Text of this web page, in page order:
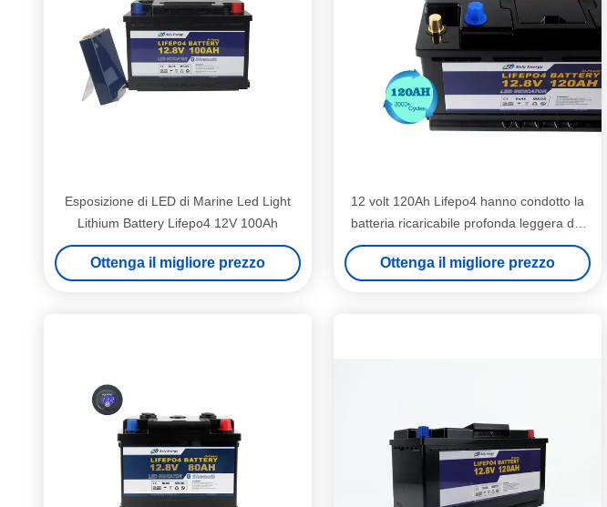
Esposizione di LED di Marine Led Light
Lithium Battery Lifepo4 12V 100Ah
Ottenga il migliore prezzo
12 volt 120Ah Lifepo4 hanno condotto la
batteria ricaricabile profonda leggera del
ciclo della batteria al litio 12V
Ottenga il migliore prezzo